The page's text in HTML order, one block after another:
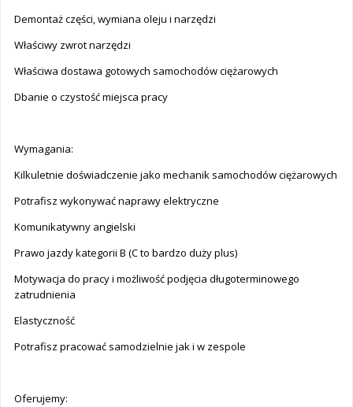
Demontaż części, wymiana oleju i narzędzi
Właściwy zwrot narzędzi
Właściwa dostawa gotowych samochodów ciężarowych
Dbanie o czystość miejsca pracy
Wymagania:
Kilkuletnie doświadczenie jako mechanik samochodów ciężarowych
Potrafisz wykonywać naprawy elektryczne
Komunikatywny angielski
Prawo jazdy kategorii B (C to bardzo duży plus)
Motywacja do pracy i możliwość podjęcia długoterminowego
zatrudnienia
Elastyczność
Potrafisz pracować samodzielnie jak i w zespole
Oferujemy: